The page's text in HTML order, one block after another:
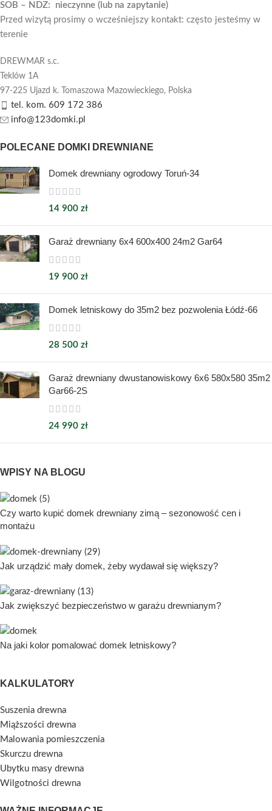
SOB – NDZ: nieczynne (lub na zapytanie)
Przed wizytą prosimy o wcześniejszy kontakt: często jesteśmy w
terenie
DREWMAR s.c.
Teklów 1A
97-225 Ujazd k. Tomaszowa Mazowieckiego, Polska
tel. kom. 609 172 386
info@123domki.pl
POLECANE DOMKI DREWNIANE
Domek drewniany ogrodowy Toruń-34
14 900 zł
Garaż drewniany 6x4 600x400 24m2 Gar64
19 900 zł
Domek letniskowy do 35m2 bez pozwolenia Łódź-66
28 500 zł
Garaż drewniany dwustanowiskowy 6x6 580x580 35m2
Gar66-2S
24 990 zł
WPISY NA BLOGU
Czy warto kupić domek drewniany zimą – sezonowość cen i
montażu
Jak urządzić mały domek, żeby wydawał się większy?
Jak zwiększyć bezpieczeństwo w garażu drewnianym?
Na jaki kolor pomalować domek letniskowy?
KALKULATORY
Suszenia drewna
Miąższości drewna
Malowania pomieszczenia
Skurczu drewna
Ubytku masy drewna
Wilgotności drewna